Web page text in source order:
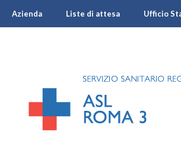
Azienda Liste di attesa Ufficio